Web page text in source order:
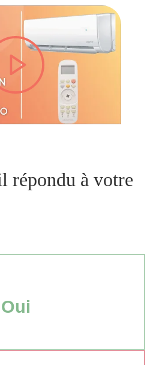
lire la vidéo
répondu à votre
Oui